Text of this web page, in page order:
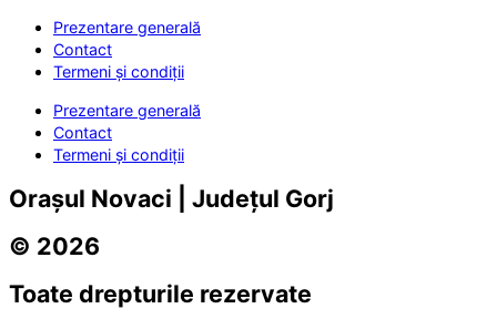
Prezentare generală
Contact
Termeni și condiții
Prezentare generală
Contact
Termeni și condiții
Orașul Novaci | Județul Gorj
© 2026
Toate drepturile rezervate